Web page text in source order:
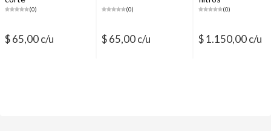
(0)
$ 65,00 c/u
(0)
$ 65,00 c/u
(0)
$ 1.150,00 c/u